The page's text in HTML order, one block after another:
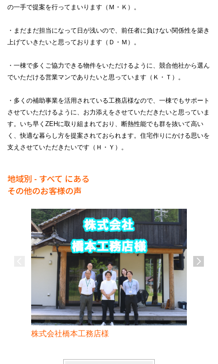
の一手で提案を行ってまいります（Ｍ・Ｋ）。
・まだまだ担当になって日が浅いので、前任者に負けない関係性を築き
上げていきたいと思っております（Ｄ・Ｍ）。
・一棟で多くご協力できる物件をいただけるように、競合他社から選ん
でいただける営業マンでありたいと思っています（Ｋ・Ｔ）。
・多くの補助事業を活用されている工務店様なので、一棟でもサポート
させていただけるように、お力添えをさせていただきたいと思っていま
す。いち早く ZEHに取り組まれており、断熱性能でも群を抜いて高い
く、快適な暮らし方を提案されておられます。住宅作りにかける思いを
支えさせていただきたいです（Ｈ・Ｙ）。
地域別 - すべて にある
その他のお客様の声
株式会社橋本工務店様